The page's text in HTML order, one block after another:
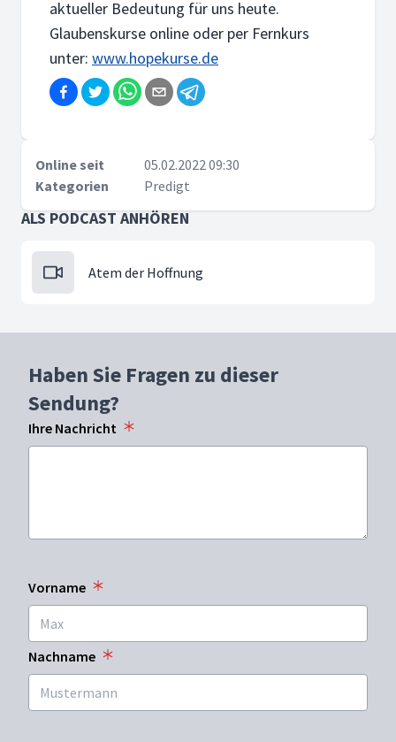
aktueller Bedeutung für uns heute.
Glaubenskurse online oder per Fernkurs
unter: www.hopekurse.de
Online seit
05.02.2022 09:30
Kategorien
Predigt
ALS PODCAST ANHÖREN
Atem der Hoffnung
Haben Sie Fragen zu dieser
Sendung?
Ihre Nachricht
Vorname
Nachname